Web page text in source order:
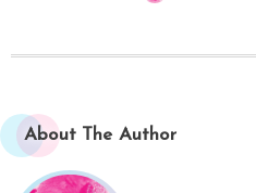
About The Author